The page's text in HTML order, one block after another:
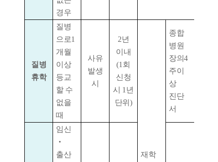
경우
질병
휴학
질병
으로1
개월
이상
등교
할 수
없을
때
사유
발생
시
2년
이내
(1 회
신청
시 1 년
단위 )
재학
종합
병원
장의4
주이
상
진단
서
임신
‧
출산